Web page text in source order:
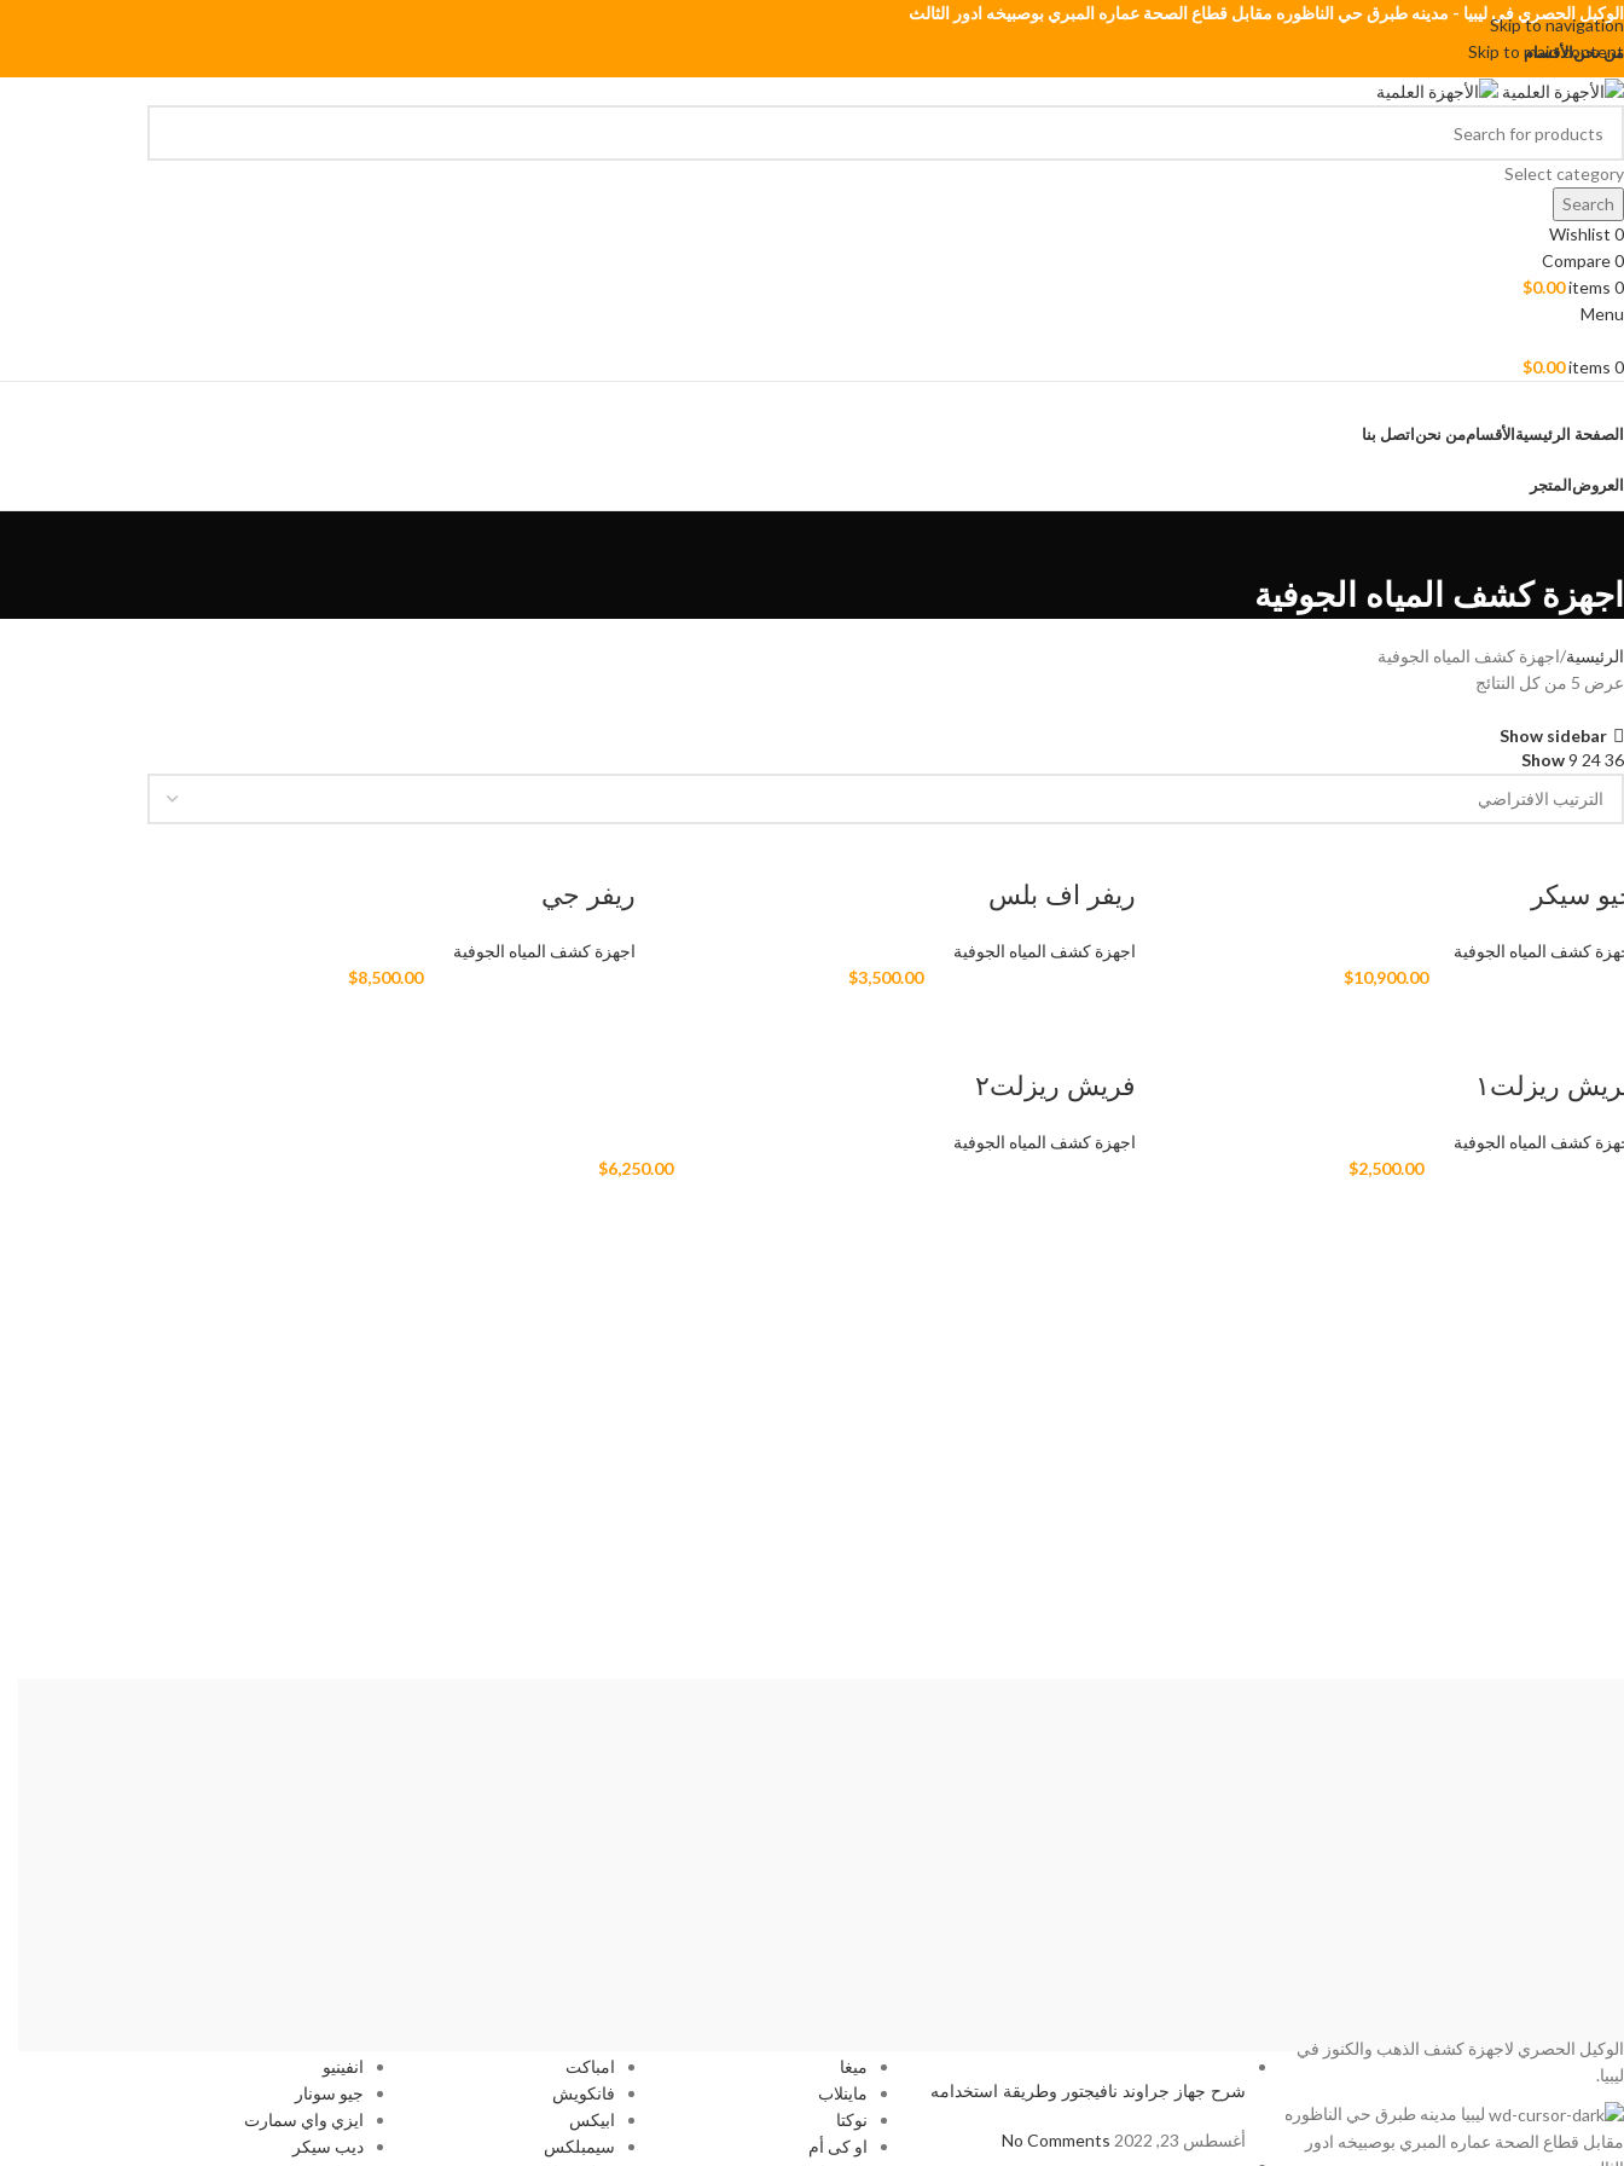
Skip to navigation
Skip to main content
الوكيل الحصري في ليبيا - مدينه طبرق حي الناظوره مقابل قطاع الصحة عماره المبري بوصبيخه ادور الثالث
من نحنالأقسام
Select category
Search
0
Wishlist
0
Compare
0
items
$0.00
Menu
0
items
$0.00
الصفحة الرئيسيةالأقساممن نحناتصل بنا
العروضالمتجر
اجهزة كشف المياه الجوفية
الرئيسية اجهزة كشف المياه الجوفية
عرض ⁦5⁩ من كل النتائج
Show sidebar
Show9 2436
سيكر
كشف المياه الجوفية
$10,900.00
ريفر اف بلس
اجهزة كشف المياه الجوفية
$3,500.00
ريفر جي
اجهزة كشف المياه الجوفية
$8,500.00
ريزلت١
كشف المياه الجوفية
$2,500.00
فريش ريزلت٢
اجهزة كشف المياه الجوفية
$6,250.00
الوكيل الحصري لاجهزة كشف الذهب والكنوز في
ليبيا.
ليبيا مدينه طبرق حي الناظوره
مقابل قطاع الصحة عماره المبري بوصبيخه ادور
شرح جهاز جراوند نافيجتور وطريقة استخدامه
أغسطس 23, 2022 No Comments
ميغا
ماينلاب
نوكتا
او كى أم
امباكت
فانكويش
ابيكس
سيمبلكس
انفينيو
جيو سونار
ايزي واي سمارت
ديب سيكر